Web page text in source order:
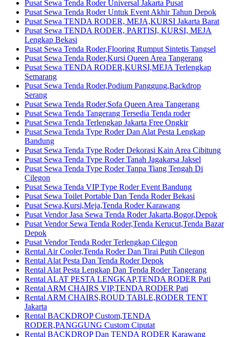
Pusat Sewa Tenda Roder Universal Jakarta Pusat
Pusat Sewa Tenda Roder Untuk Event Akhir Tahun Depok
Pusat Sewa TENDA RODER, MEJA,KURSI Jakarta Barat
Pusat Sewa TENDA RODER, PARTISI, KURSI, MEJA
Lengkap Bekasi
Pusat Sewa Tenda Roder,Flooring Rumput Sintetis Tangsel
Pusat Sewa Tenda Roder,Kursi Queen Area Tangerang
Pusat Sewa TENDA RODER,KURSI,MEJA Terlengkap
Semarang
Pusat Sewa Tenda Roder,Podium Panggung,Backdrop
Serang
Pusat Sewa Tenda Roder,Sofa Queen Area Tangerang
Pusat Sewa Tenda Tangerang Tersedia Tenda roder
Pusat Sewa Tenda Terlengkap Jakarta Free Ongkir
Pusat Sewa Tenda Type Roder Dan Alat Pesta Lengkap
Bandung
Pusat Sewa Tenda Type Roder Dekorasi Kain Area Cibitung
Pusat Sewa Tenda Type Roder Tanah Jagakarsa Jaksel
Pusat Sewa Tenda Type Roder Tanpa Tiang Tengah Di
Cilegon
Pusat Sewa Tenda VIP Type Roder Event Bandung
Pusat Sewa Toilet Portable Dan Tenda Roder Bekasi
Pusat Sewa,Kursi,Meja,Tenda Roder Karawang
Pusat Vendor Jasa Sewa Tenda Roder Jakarta,Bogor,Depok
Pusat Vendor Sewa Tenda Roder,Tenda Kerucut,Tenda Bazar
Depok
Pusat Vendor Tenda Roder Terlengkap Cilegon
Rental Air Cooler,Tenda Roder Dan Tirai Putih Cilegon
Rental Alat Pesta Dan Tenda Roder Depok
Rental Alat Pesta Lengkap Dan Tenda Roder Tangerang
Rental ALAT PESTA LENGKAP,TENDA RODER Pati
Rental ARM CHAIRS VIP,TENDA RODER Pati
Rental ARM CHAIRS,ROUD TABLE,RODER TENT
Jakarta
Rental BACKDROP Custom,TENDA
RODER,PANGGUNG Custom Ciputat
Rental BACKDROP Dan TENDA RODER Karawang